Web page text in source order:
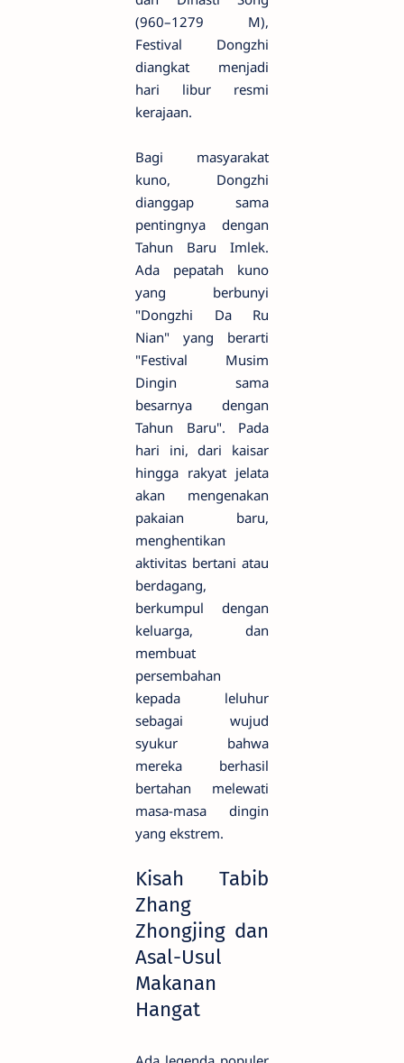
(960–1279 M),
Festival Dongzhi
diangkat menjadi
hari libur resmi
kerajaan.
Bagi masyarakat
kuno, Dongzhi
dianggap sama
pentingnya dengan
Tahun Baru Imlek.
Ada pepatah kuno
yang berbunyi
"Dongzhi Da Ru
Nian" yang berarti
"Festival Musim
Dingin sama
besarnya dengan
Tahun Baru". Pada
hari ini, dari kaisar
hingga rakyat jelata
akan mengenakan
pakaian baru,
menghentikan
aktivitas bertani atau
berdagang,
berkumpul dengan
keluarga, dan
membuat
persembahan
kepada leluhur
sebagai wujud
syukur bahwa
mereka berhasil
bertahan melewati
masa-masa dingin
yang ekstrem.
Kisah Tabib
Zhang
Zhongjing dan
Asal-Usul
Makanan
Hangat